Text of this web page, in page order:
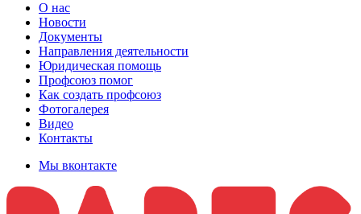
О нас
Новости
Документы
Направления деятельности
Юридическая помощь
Профсоюз помог
Как создать профсоюз
Фотогалерея
Видео
Контакты
Мы вконтакте